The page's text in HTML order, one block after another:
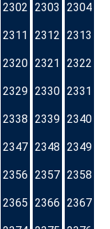
2302 2303 2304
2311 2312 2313
2320 2321 2322
2329 2330 2331
2338 2339 2340
2347 2348 2349
2356 2357 2358
2365 2366 2367